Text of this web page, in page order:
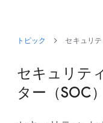
トピック セキュリ
セキュリテ
ター（SOC